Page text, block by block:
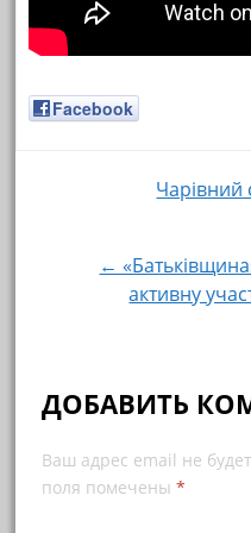
Facebook
НавигацияЧарівний
←
активну
ДОБАВИТЬ
Ваш адрес email не
поля помечены *